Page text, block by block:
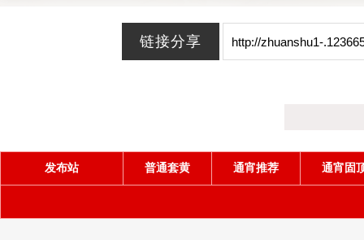
发布站 普通套黄 通宵推荐 通宵固